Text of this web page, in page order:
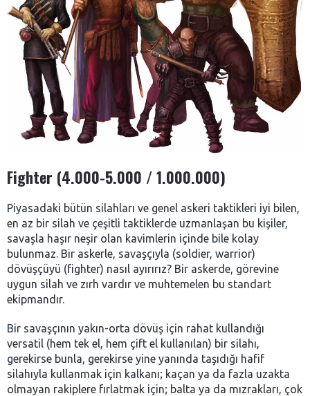
Fighter (4.000-5.000 / 1.000.000)
Piyasadaki bütün silahları ve genel askeri taktikleri iyi bilen,
en az bir silah ve çeşitli taktiklerde uzmanlaşan bu kişiler,
savaşla haşır neşir olan kavimlerin içinde bile kolay
bulunmaz. Bir askerle, savaşçıyla (soldier, warrior)
dövüşçüyü (fighter) nasıl ayırırız? Bir askerde, görevine
uygun silah ve zırh vardır ve muhtemelen bu standart
ekipmandır.
Bir savaşçının yakın-orta dövüş için rahat kullandığı
versatil (hem tek el, hem çift el kullanılan) bir silahı,
gerekirse bunla, gerekirse yine yanında taşıdığı hafif
silahıyla kullanmak için kalkanı; kaçan ya da fazla uzakta
olmayan rakiplere fırlatmak için; balta ya da mızrakları, çok